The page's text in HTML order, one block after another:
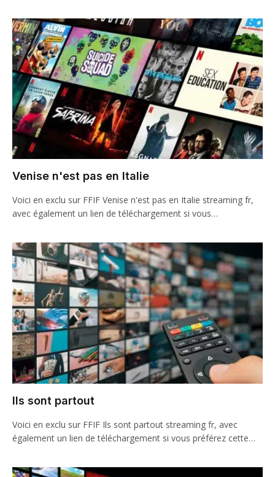
Venise n'est pas en Italie
Voici en exclu sur FFIF Venise n'est pas en Italie streaming fr,
avec également un lien de téléchargement si vous…
Ils sont partout
Voici en exclu sur FFIF Ils sont partout streaming fr, avec
également un lien de téléchargement si vous préférez cette…